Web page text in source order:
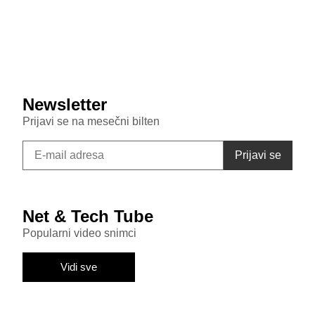
Newsletter
Prijavi se na mesečni bilten
Net & Tech Tube
Popularni video snimci
Vidi sve